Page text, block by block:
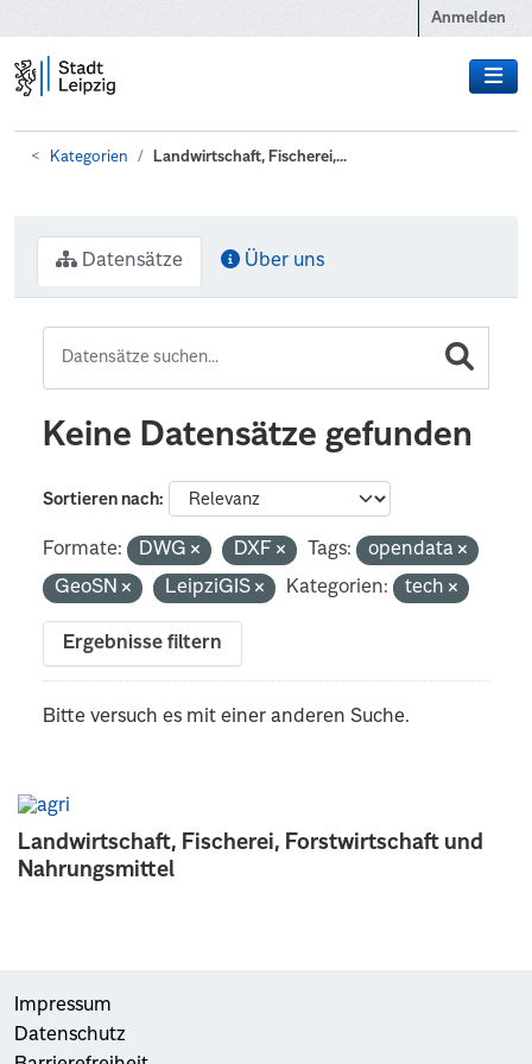
Anmelden
Kategorien Landwirtschaft, Fischerei,...
Landwirtschaft, Fischerei, Forstwirtschaft und
Nahrungsmittel
Datensätze Über uns
Keine Datensätze gefunden
Sortieren nach
Formate: DWG DXF Tags:
opendata
GeoSN
LeipziGIS Kategorien: tech
Ergebnisse filtern
Bitte versuch es mit einer anderen Suche.
Impressum
Datenschutz